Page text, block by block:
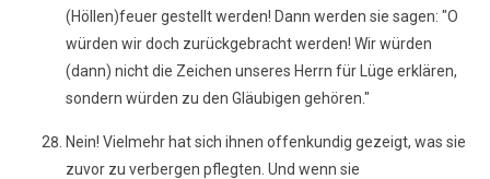
(Höllen)feuer gestellt werden! Dann werden sie sagen: "O
würden wir doch zurückgebracht werden! Wir würden
(dann) nicht die Zeichen unseres Herrn für Lüge erklären,
sondern würden zu den Gläubigen gehören."
Nein! Vielmehr hat sich ihnen offenkundig gezeigt, was sie
zuvor zu verbergen pflegten. Und wenn sie